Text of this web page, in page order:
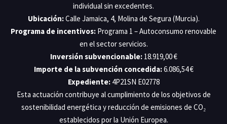
individual sin excedentes.
Ubicación:Calle Jamaica, 4, Molina de Segura (Murcia).
Programa de incentivos: Programa 1 – Autoconsumo renovable
en el sector servicios.
Inversión subvencionable:18.919,00 €
Importe de la subvención concedida:6.086,54 €
Expediente:4P21SN E02778
Esta actuación contribuye al cumplimiento de los objetivos de
sostenibilidad energética y reducción de emisiones de CO₂
establecidos por la Unión Europea.